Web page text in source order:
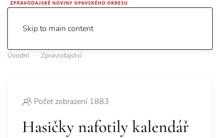
Skip to main content
Úvodní Zpravodajství
Počet zobrazení 1883
Hasičky nafotily kalendář